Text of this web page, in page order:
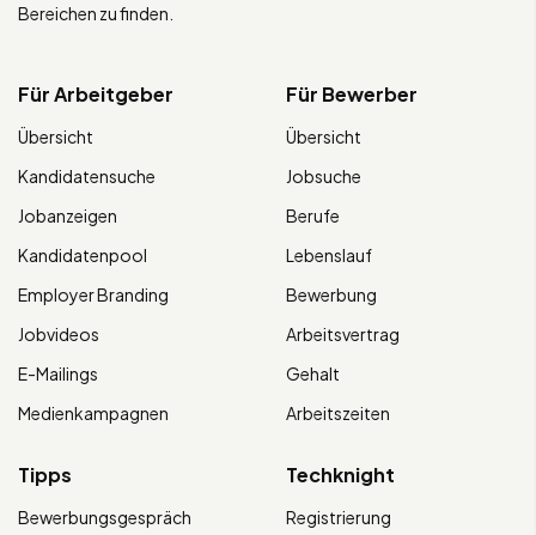
Bereichen zu finden.
Für Arbeitgeber
Übersicht
Kandidatensuche
Jobanzeigen
Kandidatenpool
Employer Branding
Jobvideos
E-Mailings
Medienkampagnen
Für Bewerber
Übersicht
Jobsuche
Berufe
Lebenslauf
Bewerbung
Arbeitsvertrag
Gehalt
Arbeitszeiten
Tipps
Bewerbungsgespräch
Techknight
Registrierung